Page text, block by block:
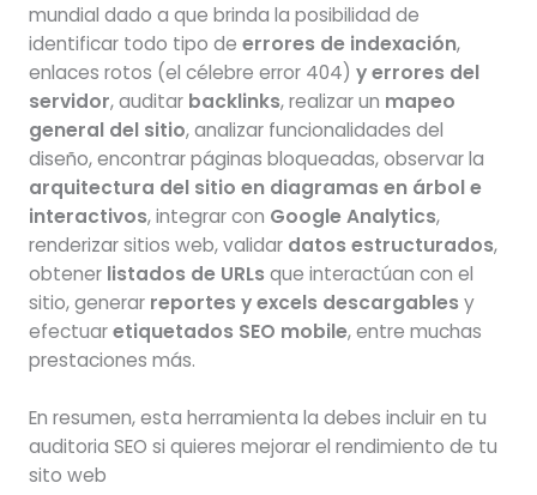
mundial dado a que brinda la posibilidad de
identificar todo tipo de errores de indexación,
enlaces rotos (el célebre error 404) y errores del
servidor, auditar backlinks, realizar un mapeo
general del sitio, analizar funcionalidades del
diseño, encontrar páginas bloqueadas, observar la
arquitectura del sitio en diagramas en árbol e
interactivos, integrar con Google Analytics,
renderizar sitios web, validar datos estructurados,
obtener listados de URLs que interactúan con el
sitio, generar reportes y excels descargables y
efectuaretiquetados SEO mobile, entre muchas
prestaciones más.
En resumen, esta herramienta la debes incluir en tu
auditoria SEO si quieres mejorar el rendimiento de tu
sito web